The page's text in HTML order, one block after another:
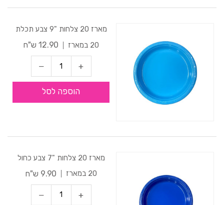
מארז 20 צלחות "9 צבע תכלת
20 במארז
12.90 ש"ח
הוספה לסל
מארז 20 צלחות "7 צבע כחול
20 במארז
9.90 ש"ח